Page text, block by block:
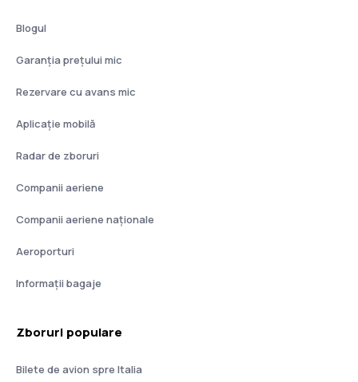
Blogul
Garanția prețului mic
Rezervare cu avans mic
Aplicație mobilă
Radar de zboruri
Companii aeriene
Companii aeriene naţionale
Aeroporturi
Informații bagaje
Zboruri populare
Bilete de avion spre Italia